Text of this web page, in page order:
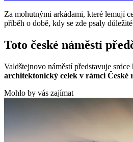
Za mohutnými arkádami, které lemují
příběh o době, kdy se zde psaly
Toto české náměstí
Valdštejnovo náměstí představuje
architektonický celek v rámci České
Mohlo by vás zajímat